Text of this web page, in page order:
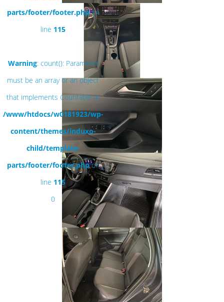
parts/footer/footer.phpon
line 115
Warning: count(): Parameter
must be an array or an object
that implements Countable in
/www/htdocs/w0181923/wp-
content/themes/induxo-
child/template-
parts/footer/footer.phpon
line 115
0